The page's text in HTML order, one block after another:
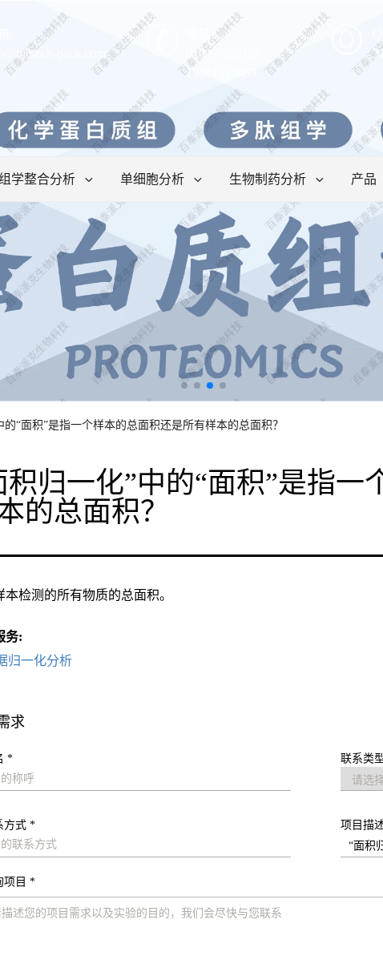
pack.com
电话:
010-67869385
15201377680
学整合分析 单细胞分析 生物制药分析 产品
的“面积”是指一个样本的总面积还是所有样本的总面积？
积归一化”中的“面积”是指
的总面积？
本检测的所有物质的总面积。
务:
归一化分析
求
* 联系类
方式 * 项目描
项目 *